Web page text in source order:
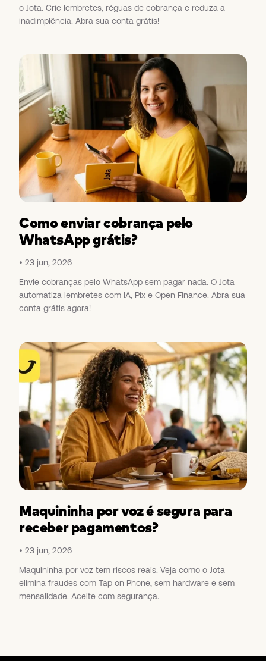
o Jota. Crie lembretes, réguas de cobrança e reduza a
inadimplência. Abra sua conta grátis!
Como enviar cobrança pelo
WhatsApp grátis?
23 jun, 2026
Envie cobranças pelo WhatsApp sem pagar nada. O Jota
automatiza lembretes com IA, Pix e Open Finance. Abra sua
conta grátis agora!
Maquininha por voz é segura para
receber pagamentos?
23 jun, 2026
Maquininha por voz tem riscos reais. Veja como o Jota
elimina fraudes com Tap on Phone, sem hardware e sem
mensalidade. Aceite com segurança.